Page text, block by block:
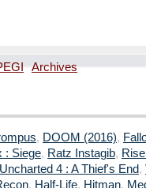
Archives
, DOOM (2016),
: Siege, Ratz Instagib,
Uncharted 4 : A Thief's End,
, Half-Life, Hitman,